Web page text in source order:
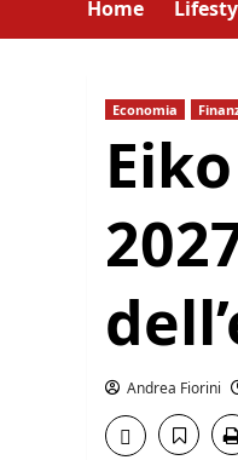
Home
Economia
Andrea Fiorini